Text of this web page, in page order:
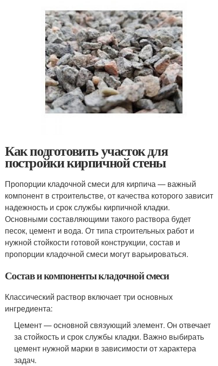
Как подготовить участок для
постройки кирпичной стены
Пропорции кладочной смеси для кирпича — важный
компонент в строительстве, от качества которого зависит
надежность и срок службы кирпичной кладки.
Основными составляющими такого раствора будет
песок, цемент и вода. От типа строительных работ и
нужной стойкости готовой конструкции, состав и
пропорции кладочной смеси могут варьироваться.
Состав и компоненты кладочной смеси
Классический раствор включает три основных
ингредиента:
Цемент — основной связующий элемент. Он отвечает
за стойкость и срок службы кладки. Важно выбирать
цемент нужной марки в зависимости от характера
задач.